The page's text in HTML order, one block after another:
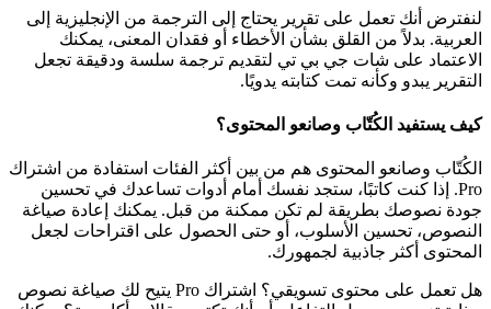
لنفترض أنك تعمل على تقرير يحتاج إلى الترجمة من الإنجليزية إلى
العربية. بدلاً من القلق بشأن الأخطاء أو فقدان المعنى، يمكنك
الاعتماد على شات جي بي تي لتقديم ترجمة سلسة ودقيقة تجعل
التقرير يبدو وكأنه تمت كتابته يدويًا.
كيف يستفيد الكُتّاب وصانعو المحتوى؟
الكُتّاب وصانعو المحتوى هم من بين أكثر الفئات استفادة من اشتراك
Pro. إذا كنت كاتبًا، ستجد نفسك أمام أدوات تساعدك في تحسين
جودة نصوصك بطريقة لم تكن ممكنة من قبل. يمكنك إعادة صياغة
النصوص، تحسين الأسلوب، أو حتى الحصول على اقتراحات لجعل
المحتوى أكثر جاذبية لجمهورك.
هل تعمل على محتوى تسويقي؟ اشتراك Pro يتيح لك صياغة نصوص